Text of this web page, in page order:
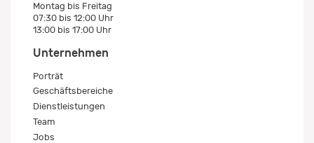
Montag bis Freitag
07:30 bis 12:00 Uhr
13:00 bis 17:00 Uhr
Unternehmen
Porträt
Geschäftsbereiche
Dienstleistungen
Team
Jobs